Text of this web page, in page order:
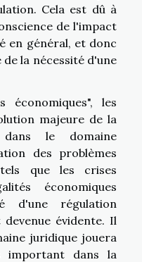
Cela est dû à
de l'impact
en général, et donc
la nécessité d'une
économiques", les
majeure de la
dans le domaine
des problèmes
tels que les crises
économiques
d'une régulation
évidente. Il
juridique jouera
dans la